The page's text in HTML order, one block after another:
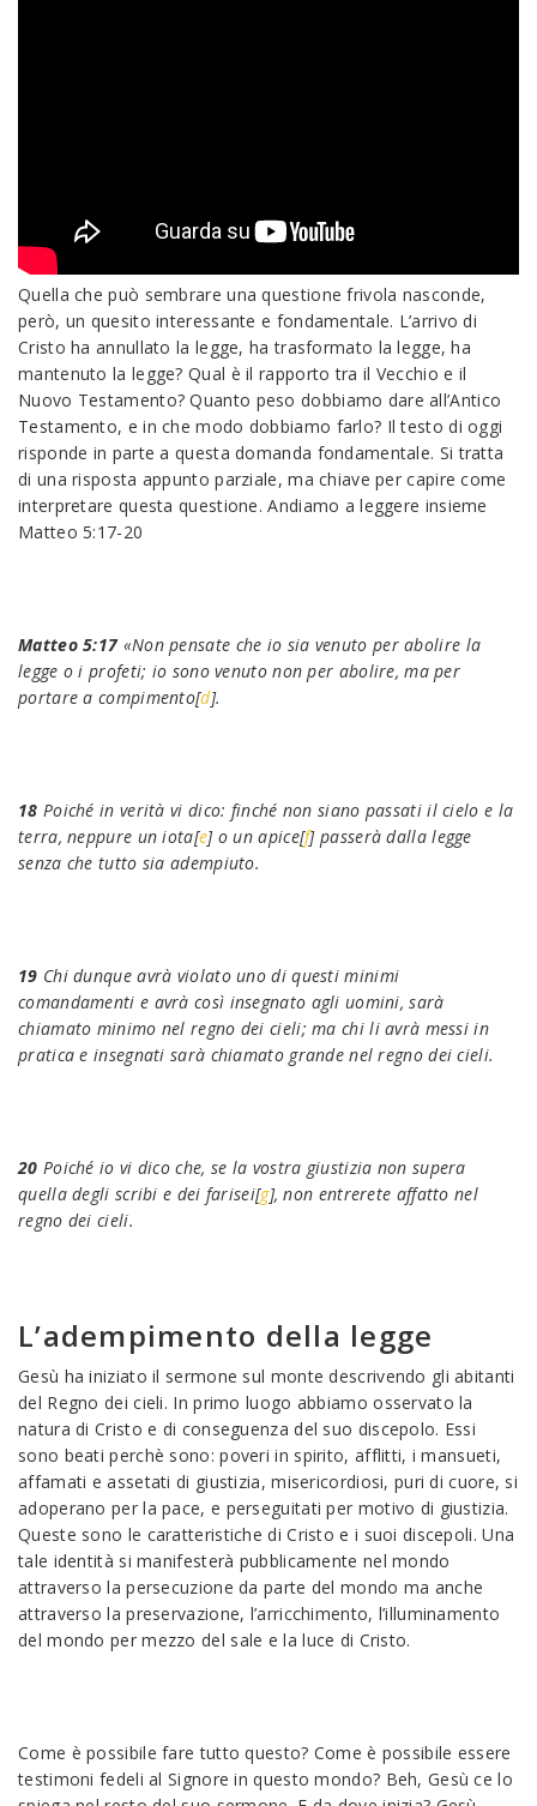
Quella che può sembrare una questione frivola nasconde,
però, un quesito interessante e fondamentale. L’arrivo di
Cristo ha annullato la legge, ha trasformato la legge, ha
mantenuto la legge? Qual è il rapporto tra il Vecchio e il
Nuovo Testamento? Quanto peso dobbiamo dare all’Antico
Testamento, e in che modo dobbiamo farlo? Il testo di oggi
risponde in parte a questa domanda fondamentale. Si tratta
di una risposta appunto parziale, ma chiave per capire come
interpretare questa questione. Andiamo a leggere insieme
Matteo 5:17-20
Matteo 5:17 «Non pensate che io sia venuto per abolire la
legge o i profeti; io sono venuto non per abolire, ma per
portare a compimento[d].
18 Poiché in verità vi dico: finché non siano passati il cielo e la
terra, neppure un iota[e] o un apice[f] passerà dalla legge
senza che tutto sia adempiuto.
19 Chi dunque avrà violato uno di questi minimi
comandamenti e avrà così insegnato agli uomini, sarà
chiamato minimo nel regno dei cieli; ma chi li avrà messi in
pratica e insegnati sarà chiamato grande nel regno dei cieli.
20 Poiché io vi dico che, se la vostra giustizia non supera
quella degli scribi e dei farisei[g], non entrerete affatto nel
regno dei cieli.
L’adempimento della legge
Gesù ha iniziato il sermone sul monte descrivendo gli abitanti
del Regno dei cieli. In primo luogo abbiamo osservato la
natura di Cristo e di conseguenza del suo discepolo. Essi
sono beati perchè sono: poveri in spirito, afflitti, i mansueti,
affamati e assetati di giustizia, misericordiosi, puri di cuore, si
adoperano per la pace, e perseguitati per motivo di giustizia.
Queste sono le caratteristiche di Cristo e i suoi discepoli. Una
tale identità si manifesterà pubblicamente nel mondo
attraverso la persecuzione da parte del mondo ma anche
attraverso la preservazione, l’arricchimento, l’illuminamento
del mondo per mezzo del sale e la luce di Cristo.
Come è possibile fare tutto questo? Come è possibile essere
testimoni fedeli al Signore in questo mondo? Beh, Gesù ce lo